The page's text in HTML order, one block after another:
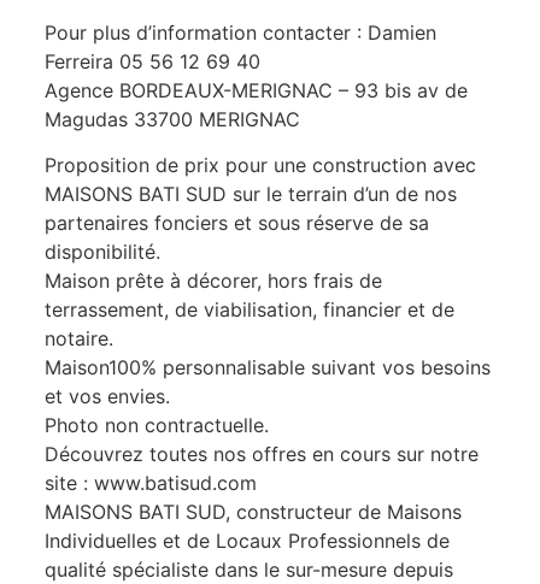
Pour plus d’information contacter : Damien
Ferreira 05 56 12 69 40
Agence BORDEAUX-MERIGNAC – 93 bis av de
Magudas 33700 MERIGNAC
Proposition de prix pour une construction avec
MAISONS BATI SUD sur le terrain d’un de nos
partenaires fonciers et sous réserve de sa
disponibilité.
Maison prête à décorer, hors frais de
terrassement, de viabilisation, financier et de
notaire.
Maison100% personnalisable suivant vos besoins
et vos envies.
Photo non contractuelle.
Découvrez toutes nos offres en cours sur notre
site : www.batisud.com
MAISONS BATI SUD, constructeur de Maisons
Individuelles et de Locaux Professionnels de
qualité spécialiste dans le sur-mesure depuis